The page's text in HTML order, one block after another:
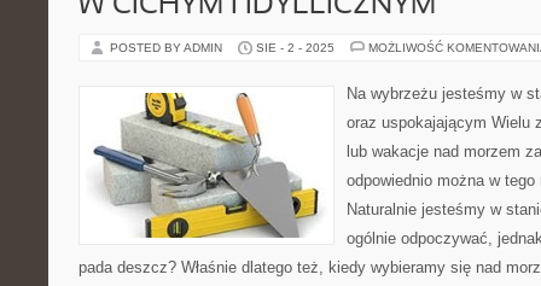
W CICHYM I IDYLLICZNYM
POSTED BY ADMIN SIE - 2 - 2025 MOŻLIWOŚĆ
Na wybrzeżu jesteśmy w
oraz uspokajającym Wielu
lub wakacje nad morzem
odpowiednio można w
Naturalnie jesteśmy w
ogólnie odpoczywać,
pada deszcz? Właśnie dlatego też, kiedy wybieramy się nad